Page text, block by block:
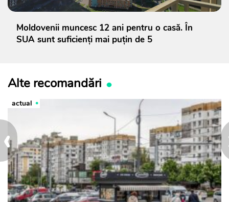
‹
Moldovenii muncesc 12 ani pentru o casă. În
SUA sunt suficienți mai puțin de 5
Alte recomandări
actual